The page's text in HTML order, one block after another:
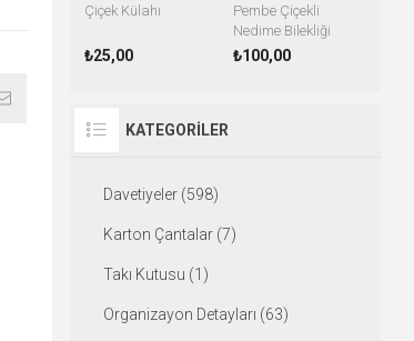
Çiçek Külahı
₺25,00
Pembe Çiçekli
Nedime Bilekliği
₺100,00
KATEGORILER
Davetiyeler (598)
Karton Çantalar (7)
Takı Kutusu (1)
Organizayon Detayları (63)